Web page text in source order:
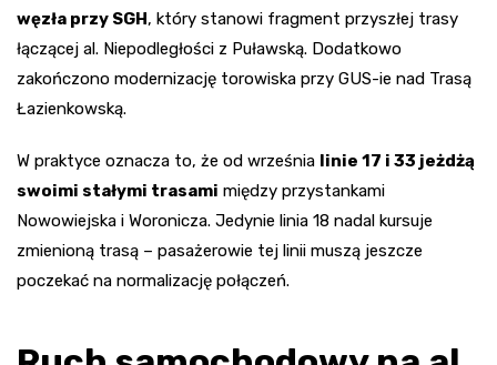
węzła przy SGH, który stanowi fragment przyszłej trasy
łączącej al. Niepodległości z Puławską. Dodatkowo
zakończono modernizację torowiska przy GUS-ie nad Trasą
Łazienkowską.
W praktyce oznacza to, że od września linie 17 i 33 jeżdżą
swoimi stałymi trasami między przystankami
Nowowiejska i Woronicza. Jedynie linia 18 nadal kursuje
zmienioną trasą – pasażerowie tej linii muszą jeszcze
poczekać na normalizację połączeń.